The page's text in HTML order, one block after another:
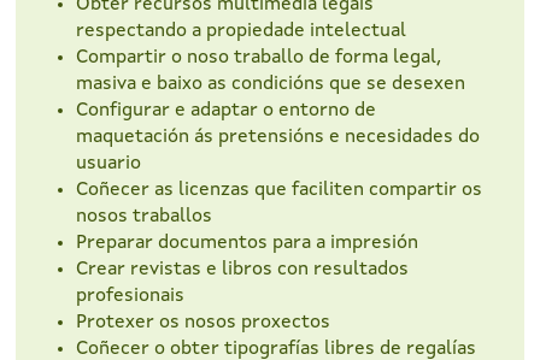
Obter recursos multimedia legais
respectando a propiedade intelectual
Compartir o noso traballo de forma legal,
masiva e baixo as condicións que se desexen
Configurar e adaptar o entorno de
maquetación ás pretensións e necesidades do
usuario
Coñecer as licenzas que faciliten compartir os
nosos traballos
Preparar documentos para a impresión
Crear revistas e libros con resultados
profesionais
Protexer os nosos proxectos
Coñecer o obter tipografías libres de regalías